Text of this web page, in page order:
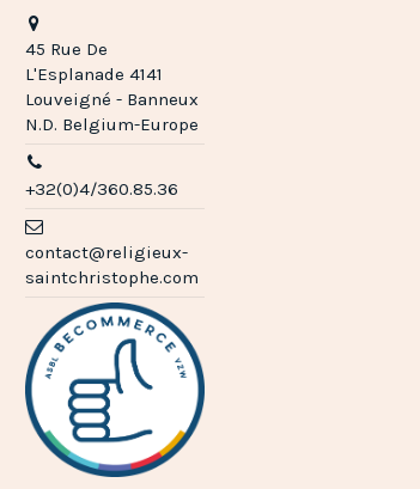
45 Rue De
L'Esplanade 4141
Louveigné - Banneux
N.D. Belgium-Europe
+32(0)4/360.85.36
contact@religieux-
saintchristophe.com